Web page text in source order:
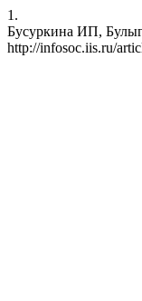
1.
Бусуркина ИП,
http://infosoc.iis.ru/